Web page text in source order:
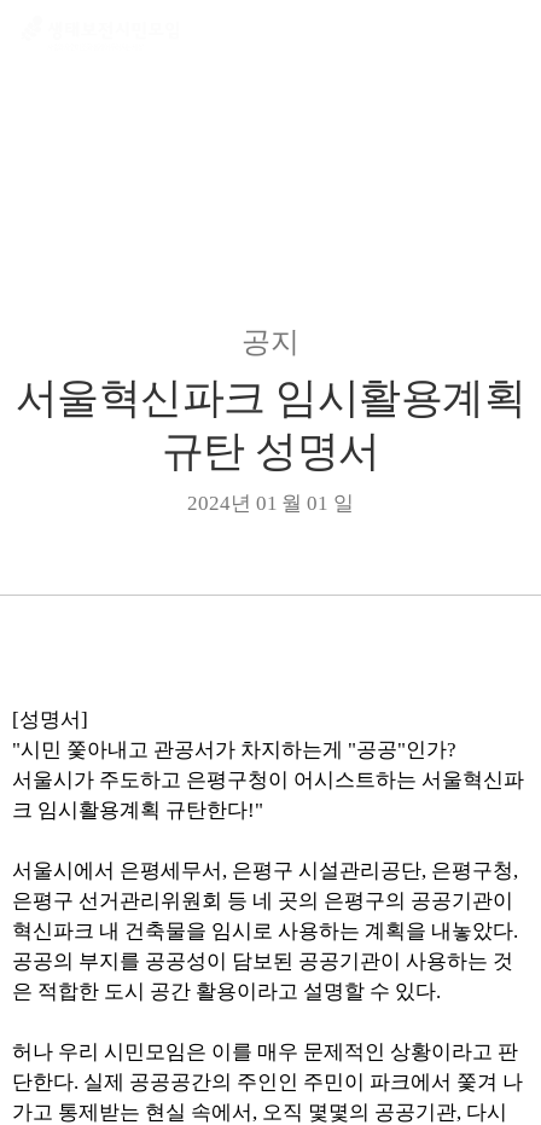
공지
서울혁신파크 임시활용계획
규탄 성명서
2024년 01 월 01 일
[성명서]
"시민 쫓아내고 관공서가 차지하는게 "공공"인가?
서울시가 주도하고 은평구청이 어시스트하는 서울혁신파
크 임시활용계획 규탄한다!"
서울시에서 은평세무서, 은평구 시설관리공단, 은평구청,
은평구 선거관리위원회 등 네 곳의 은평구의 공공기관이
혁신파크 내 건축물을 임시로 사용하는 계획을 내놓았다.
공공의 부지를 공공성이 담보된 공공기관이 사용하는 것
은 적합한 도시 공간 활용이라고 설명할 수 있다.
허나 우리 시민모임은 이를 매우 문제적인 상황이라고 판
단한다. 실제 공공공간의 주인인 주민이 파크에서 쫓겨 나
가고 통제받는 현실 속에서, 오직 몇몇의 공공기관, 다시